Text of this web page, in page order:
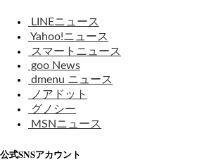
LINEニュース
Yahoo!ニュース
スマートニュース
goo News
dmenu ニュース
ノアドット
グノシー
MSNニュース
公式SNSアカウント